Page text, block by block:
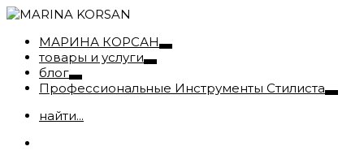
МАРИНА КОРСАН
товары и услуги
блог
Профессиональные Инструменты Стилиста
найти...